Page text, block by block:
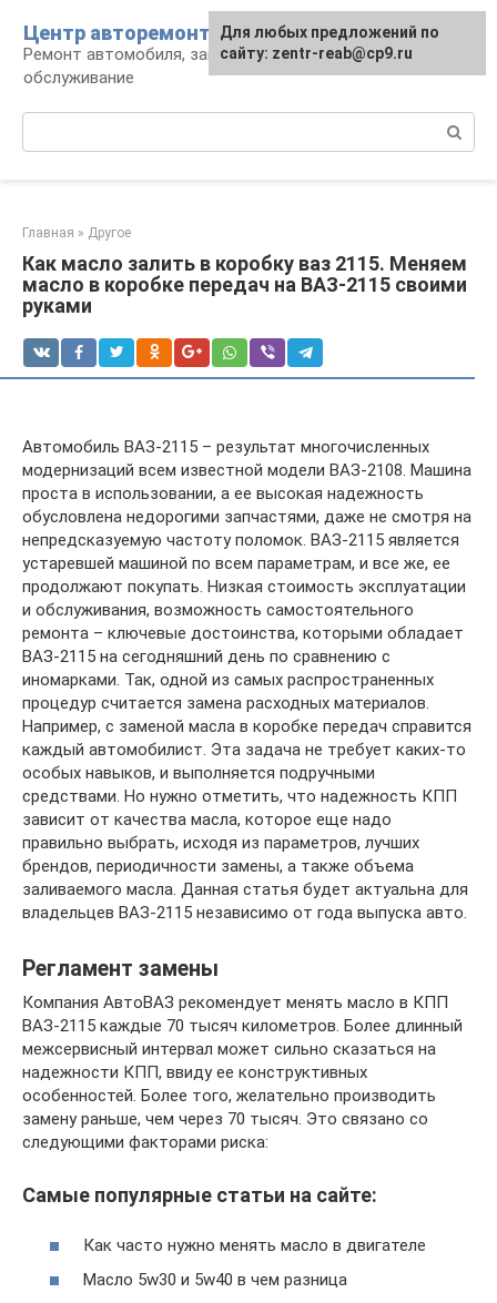
контенту
Центр авторемонта
Ремонт автомобиля, запчасти и
обслуживание
Главная » Другое
Как масло залить в коробку ваз 2115. Меняем
масло в коробке передач на ВАЗ-2115 своими
руками
Автомобиль ВАЗ-2115 – результат многочисленных
модернизаций всем известной модели ВАЗ-2108. Машина
проста в использовании, а ее высокая надежность
обусловлена недорогими запчастями, даже не смотря на
непредсказуемую частоту поломок. ВАЗ-2115 является
устаревшей машиной по всем параметрам, и все же, ее
продолжают покупать. Низкая стоимость эксплуатации
и обслуживания, возможность самостоятельного
ремонта – ключевые достоинства, которыми обладает
ВАЗ-2115 на сегодняшний день по сравнению с
иномарками. Так, одной из самых распространенных
процедур считается замена расходных материалов.
Например, с заменой масла в коробке передач справится
каждый автомобилист. Эта задача не требует каких-то
особых навыков, и выполняется подручными
средствами. Но нужно отметить, что надежность КПП
зависит от качества масла, которое еще надо
правильно выбрать, исходя из параметров, лучших
брендов, периодичности замены, а также объема
заливаемого масла. Данная статья будет актуальна для
владельцев ВАЗ-2115 независимо от года выпуска авто.
Регламент замены
Компания АвтоВАЗ рекомендует менять масло в КПП
ВАЗ-2115 каждые 70 тысяч километров. Более длинный
межсервисный интервал может сильно сказаться на
надежности КПП, ввиду ее конструктивных
особенностей. Более того, желательно производить
замену раньше, чем через 70 тысяч. Это связано со
следующими факторами риска:
Самые популярные статьи на сайте:
Как часто нужно менять масло в двигателе
Масло 5w30 и 5w40 в чем разница
Для любых предложений по
сайту: zentr-reab@cp9.ru